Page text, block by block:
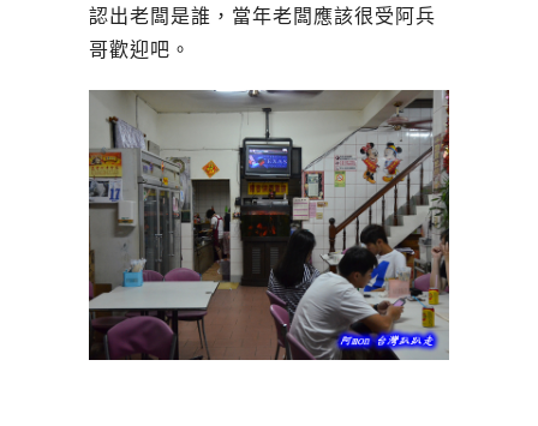
認出老闆是誰，當年老闆應該很受阿兵
哥歡迎吧。